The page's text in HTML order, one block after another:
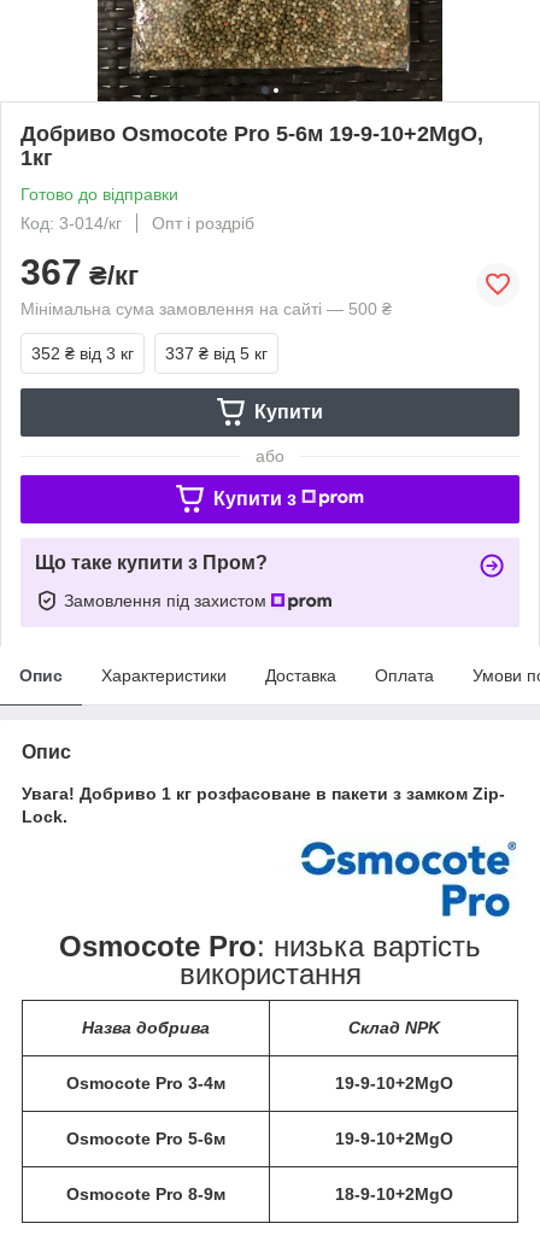
Добриво Osmocote Pro 5-6м 19-9-10+2MgO,
1кг
Готово до відправки
Код: 3-014/кг
Опт і роздріб
367 ₴/кг
Мінімальна сума замовлення на сайті — 500 ₴
352 ₴ від 3 кг 337 ₴ від 5 кг
Купити
або
Купити з
Що таке купити з Пром?
Замовлення під захистом
Опис Характеристики Доставка Оплата Умови
Опис
Увага! Добриво 1 кг розфасоване в пакети з замком Zip-
Lock.
Osmocote Pro: низька вартість
використання
Назва добрива Склад NPK
Osmocote Pro 3-4м 19-9-10+2MgO
Osmocote Pro 5-6м 19-9-10+2MgO
Osmocote Pro 8-9м 18-9-10+2MgO